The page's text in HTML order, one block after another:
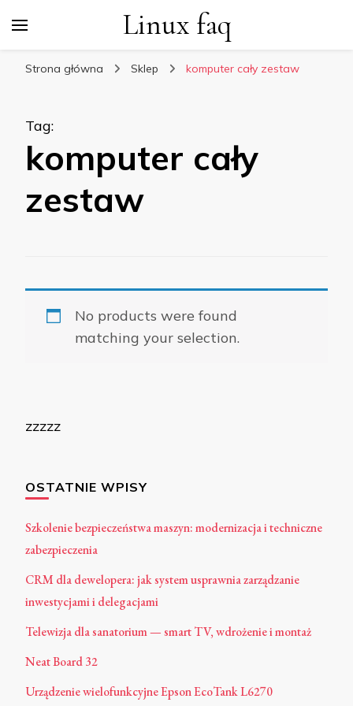
Linux faq
Strona główna Sklep komputer cały zestaw
Tag:
komputer cały
zestaw
No products were found
matching your selection.
zzzzz
OSTATNIE WPISY
Szkolenie bezpieczeństwa maszyn: modernizacja i techniczne
zabezpieczenia
CRM dla dewelopera: jak system usprawnia zarządzanie
inwestycjami i delegacjami
Telewizja dla sanatorium — smart TV, wdrożenie i montaż
Neat Board 32
Urządzenie wielofunkcyjne Epson EcoTank L6270